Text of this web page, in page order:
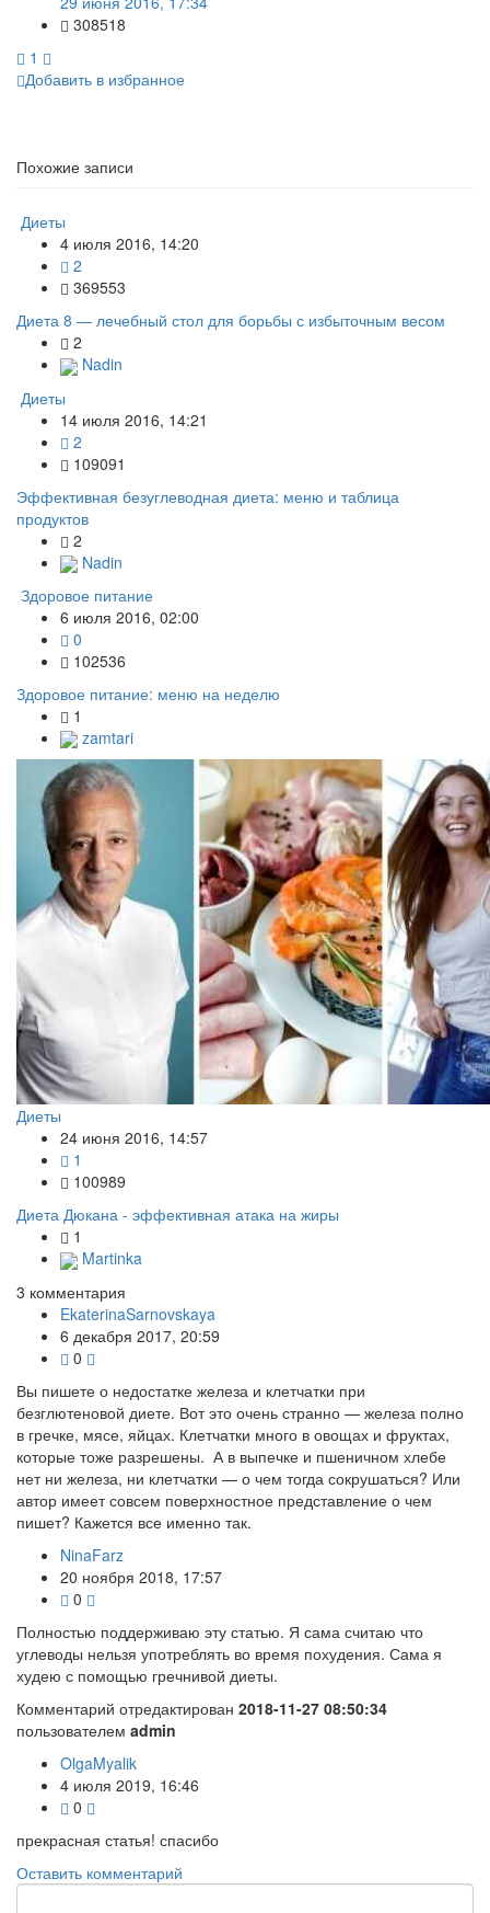
308518
1
Добавить в избранное
Похожие записи
Диеты
4 июля 2016, 14:20
2
369553
Диета 8 — лечебный стол для борьбы с избыточным весом
2
Nadin
Диеты
14 июля 2016, 14:21
2
109091
Эффективная безуглеводная диета: меню и таблица
продуктов
2
Nadin
Здоровое питание
6 июля 2016, 02:00
0
102536
Здоровое питание: меню на неделю
1
zamtari
Диеты
24 июня 2016, 14:57
1
100989
Диета Дюкана - эффективная атака на жиры
1
Martinka
3 комментария
EkaterinaSarnovskaya
6 декабря 2017, 20:59
0
Вы пишете о недостатке железа и клетчатки при
безглютеновой диете. Вот это очень странно — железа полно
в гречке, мясе, яйцах. Клетчатки много в овощах и фруктах,
которые тоже разрешены. А в выпечке и пшеничном хлебе
нет ни железа, ни клетчатки — о чем тогда сокрушаться? Или
автор имеет совсем поверхностное представление о чем
пишет? Кажется все именно так.
NinaFarz
20 ноября 2018, 17:57
0
Полностью поддерживаю эту статью. Я сама считаю что
углеводы нельзя употреблять во время похудения. Сама я
худею с помощью гречнивой диеты.
Комментарий отредактирован 2018-11-27 08:50:34
пользователем admin
OlgaMyalik
4 июля 2019, 16:46
0
прекрасная статья! спасибо
Оставить комментарий